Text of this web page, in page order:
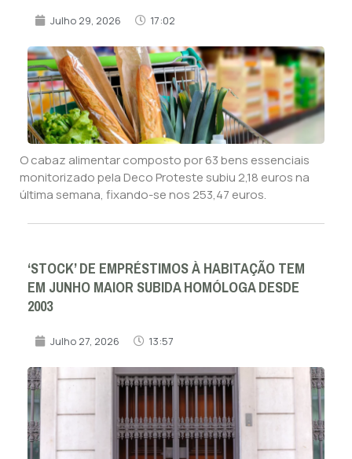
Julho 29, 2026 17:02
O cabaz alimentar composto por 63 bens essenciais
monitorizado pela Deco Proteste subiu 2,18 euros na
última semana, fixando-se nos 253,47 euros.
‘STOCK’ DE EMPRÉSTIMOS À HABITAÇÃO TEM
EM JUNHO MAIOR SUBIDA HOMÓLOGA DESDE
2003
Julho 27, 2026 13:57